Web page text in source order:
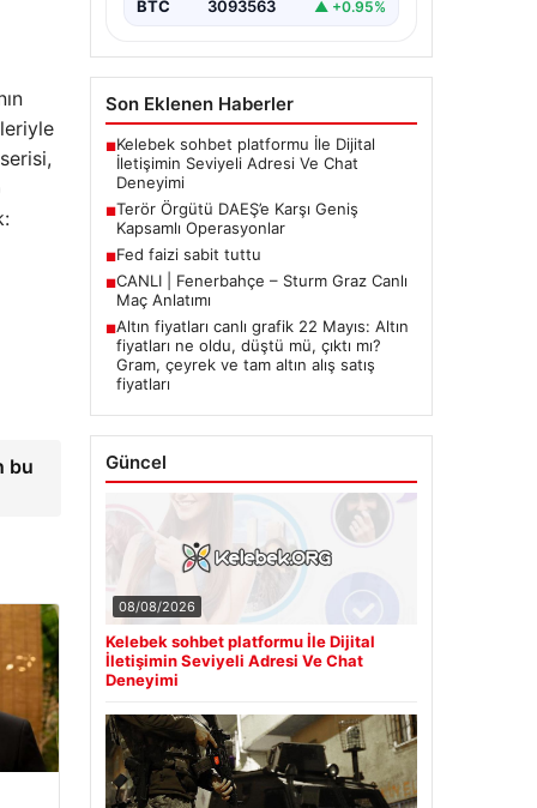
bu
BTC 3093563 ▲ +0.95%
Son Eklenen Haberler
■Kelebek sohbet platformu İle Dijital
İletişimin Seviyeli Adresi Ve Chat
Deneyimi
■Terör Örgütü DAEŞ’e Karşı Geniş
Kapsamlı Operasyonlar
■Fed faizi sabit tuttu
■CANLI | Fenerbahçe – Sturm Graz Canlı
Maç Anlatımı
■Altın fiyatları canlı grafik 22 Mayıs: Altın
fiyatları ne oldu, düştü mü, çıktı mı?
Gram, çeyrek ve tam altın alış satış
fiyatları
Güncel
08/08/2026
Kelebek sohbet platformu İle Dijital
İletişimin Seviyeli Adresi Ve Chat
Deneyimi